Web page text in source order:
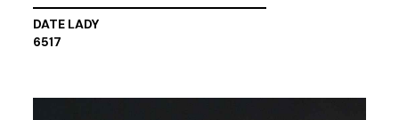
DATE LADY
6517